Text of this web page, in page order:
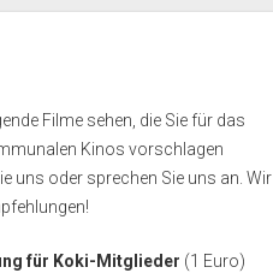
Filme sehen, die Sie für das
Kinos vorschlagen
uns oder sprechen Sie uns an. Wir
für Koki-Mitglieder (1 Euro)